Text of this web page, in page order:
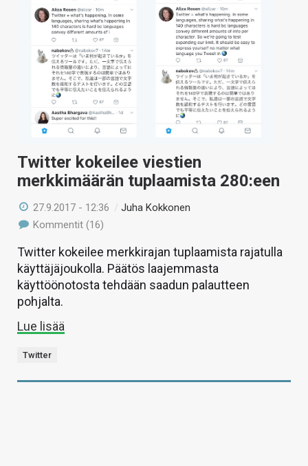
Twitter kokeilee viestien
merkkimäärän tuplaamista 280:een
27.9.2017 - 12:36 /Juha Kokkonen
Kommentit (16)
Twitter kokeilee merkkirajan tuplaamista rajatulla
käyttäjäjoukolla. Päätös laajemmasta
käyttöönotosta tehdään saadun palautteen
pohjalta.
Lue lisää
Twitter